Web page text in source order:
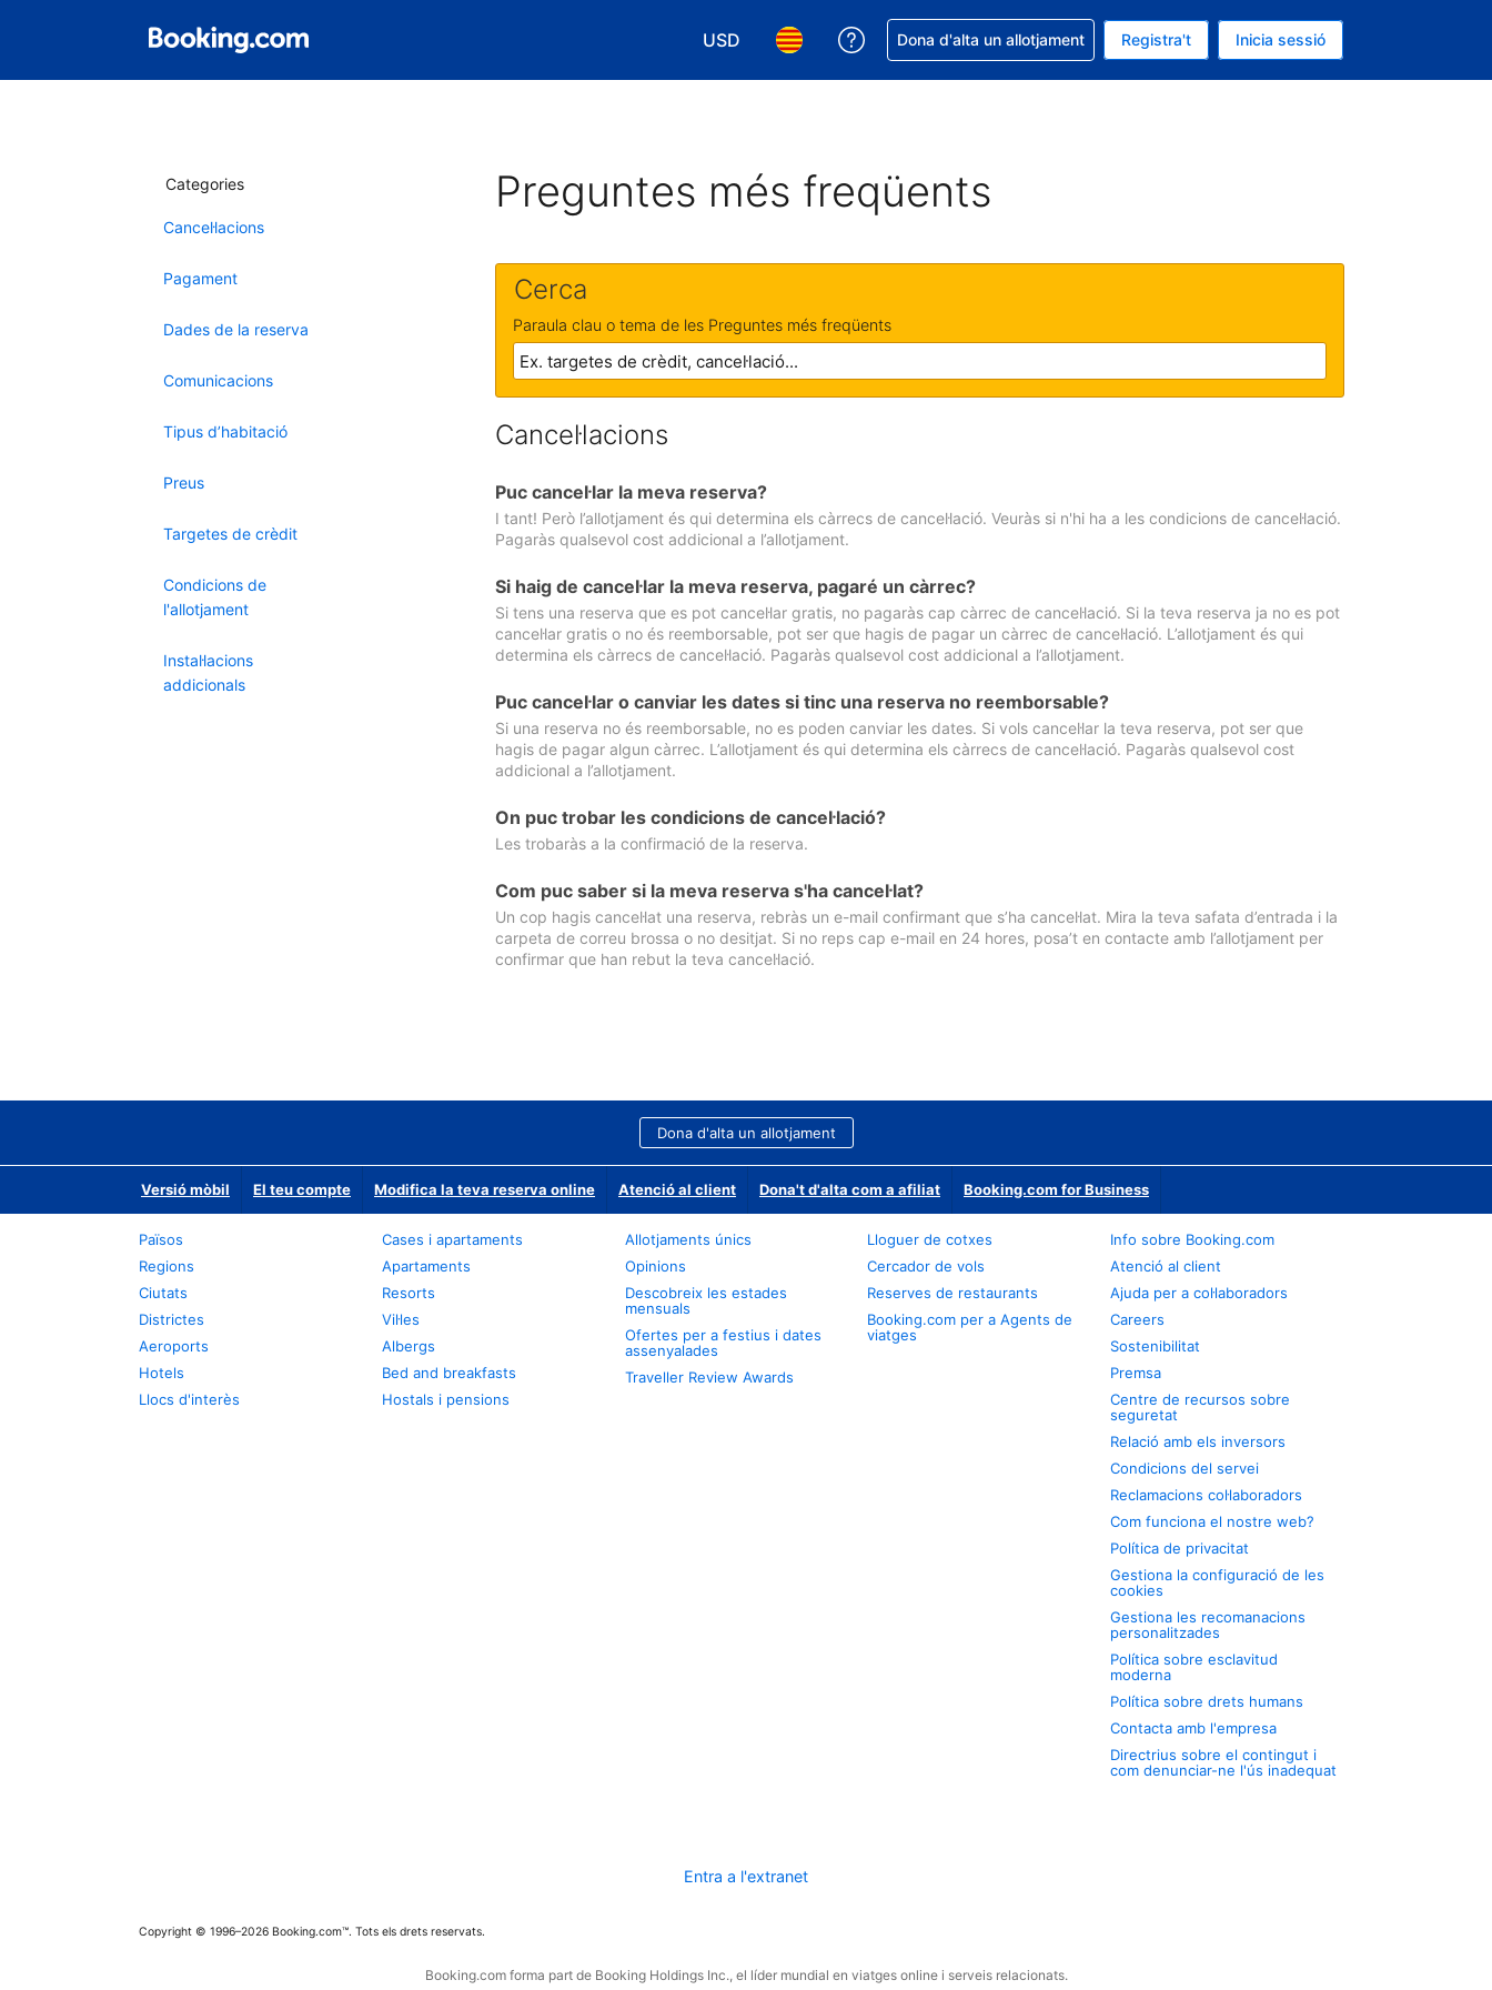
USD
Tria la moneda. La moneda actual és Dòlar dels Estats Units
Tria l'idioma. L'idioma actual és Català
Rep ajuda amb la reserva
Dona d'alta un allotjament Registra't Inicia sessió
Categories
Cancel·lacions
Pagament
Dades de la reserva
Comunicacions
Tipus d’habitació
Preus
Targetes de crèdit
Condicions de
l'allotjament
Instal·lacions
addicionals
Preguntes més freqüents
Cerca
Paraula clau o tema de les Preguntes més freqüents
Cancel·lacions
Puc cancel·lar la meva reserva?
I tant! Però l’allotjament és qui determina els càrrecs de cancel·lació. Veuràs si n'hi ha a les condicions de cancel·lació.
Pagaràs qualsevol cost addicional a l’allotjament.
Si haig de cancel·lar la meva reserva, pagaré un càrrec?
Si tens una reserva que es pot cancel·lar gratis, no pagaràs cap càrrec de cancel·lació. Si la teva reserva ja no es pot
cancel·lar gratis o no és reemborsable, pot ser que hagis de pagar un càrrec de cancel·lació. L’allotjament és qui
determina els càrrecs de cancel·lació. Pagaràs qualsevol cost addicional a l’allotjament.
Puc cancel·lar o canviar les dates si tinc una reserva no reemborsable?
Si una reserva no és reemborsable, no es poden canviar les dates. Si vols cancel·lar la teva reserva, pot ser que
hagis de pagar algun càrrec. L’allotjament és qui determina els càrrecs de cancel·lació. Pagaràs qualsevol cost
addicional a l’allotjament.
On puc trobar les condicions de cancel·lació?
Les trobaràs a la confirmació de la reserva.
Com puc saber si la meva reserva s'ha cancel·lat?
Un cop hagis cancel·lat una reserva, rebràs un e-mail confirmant que s’ha cancel·lat. Mira la teva safata d’entrada i la
carpeta de correu brossa o no desitjat. Si no reps cap e-mail en 24 hores, posa’t en contacte amb l’allotjament per
confirmar que han rebut la teva cancel·lació.
Dona d'alta un allotjament
Versió mòbil El teu compte Modifica la teva reserva online Atenció al client Dona't d'alta com a afiliat Booking.com for Business
Països
Regions
Ciutats
Districtes
Aeroports
Hotels
Llocs d'interès
Cases i apartaments
Apartaments
Resorts
Vil·les
Albergs
Bed and breakfasts
Hostals i pensions
Allotjaments únics
Opinions
Descobreix les estades
mensuals
Ofertes per a festius i dates
assenyalades
Traveller Review Awards
Lloguer de cotxes
Cercador de vols
Reserves de restaurants
Booking.com per a Agents de
viatges
Info sobre Booking.com
Atenció al client
Ajuda per a col·laboradors
Careers
Sostenibilitat
Premsa
Centre de recursos sobre
seguretat
Relació amb els inversors
Condicions del servei
Reclamacions col·laboradors
Com funciona el nostre web?
Política de privacitat
Gestiona la configuració de les
cookies
Gestiona les recomanacions
personalitzades
Política sobre esclavitud
moderna
Política sobre drets humans
Contacta amb l'empresa
Directrius sobre el contingut i
com denunciar-ne l'ús inadequat
Entra a l'extranet
Copyright © 1996–2026 Booking.com™. Tots els drets reservats.
Booking.com forma part de Booking Holdings Inc., el líder mundial en viatges online i serveis relacionats.